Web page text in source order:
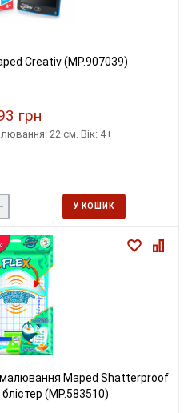
Creativ (MP.907039)
грн
22 см. Вік: 4+
У КОШИК
Maped Shatterproof
(MP.583510)